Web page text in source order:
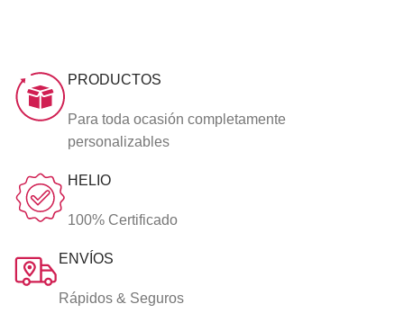
PRODUCTOS
Para toda ocasión completamente
personalizables
HELIO
100% Certificado
ENVÍOS
Rápidos & Seguros